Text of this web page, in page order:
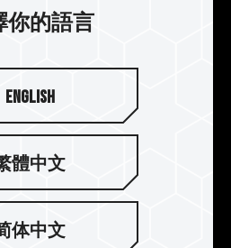
你的語言
English
體中文
体中文